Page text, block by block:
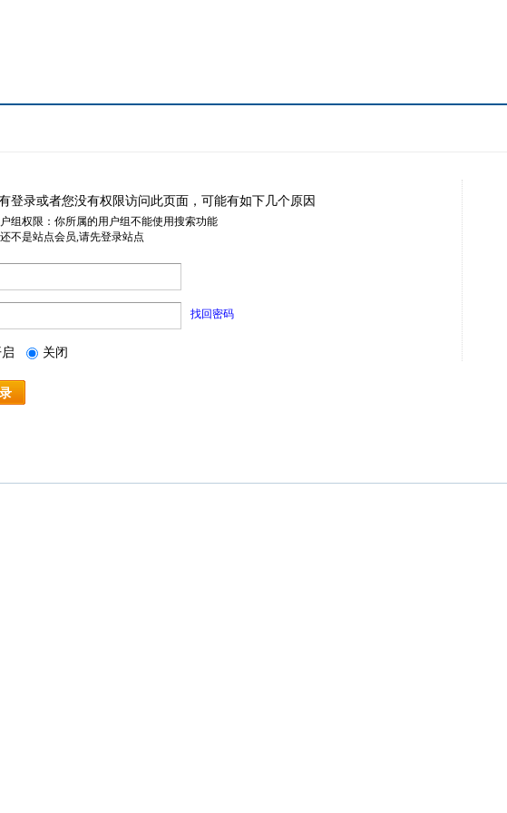
登录或者您没有权限访问此页面，可能有如下几个原因
组权限：你所属的用户组不能使用搜索功能
不是站点会员,请先登录站点
找回密码
关闭